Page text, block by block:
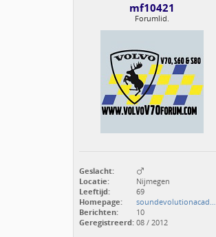
mf10421
Forumlid.
Geslacht:
Locatie:
Nijmegen
Leeftijd:
69
Homepage:
soundevolutionacad…
Berichten:
10
Geregistreerd: 08 / 2012